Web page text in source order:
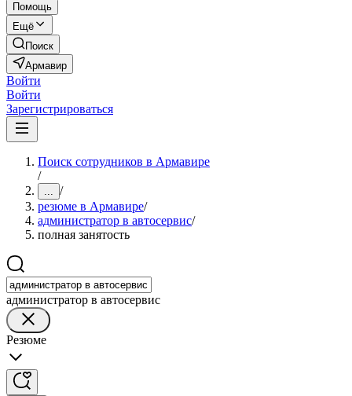
Помощь
Ещё
Поиск
Армавир
Войти
Войти
Зарегистрироваться
Поиск сотрудников в Армавире
/
... /
резюме в Армавире/
администратор в автосервис/
полная занятость
администратор в автосервис
Резюме